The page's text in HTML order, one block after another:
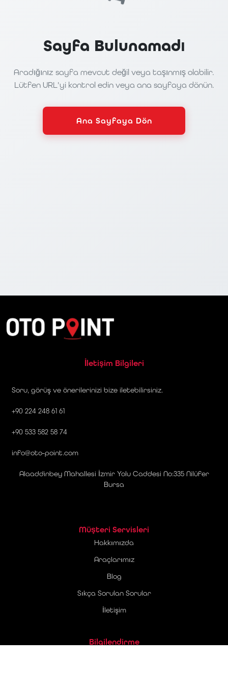
Sayfa Bulunamadı
Aradığınız sayfa mevcut değil veya taşınmış olabilir.
Lütfen URL'yi kontrol edin veya ana sayfaya dönün.
Ana Sayfaya Dön
İletişim Bilgileri
Soru, görüş ve önerilerinizi bize iletebilirsiniz.
+90 224 248 61 61
+90 533 582 58 74
info@oto-point.com
Alaaddinbey Mahallesi İzmir Yolu Caddesi No:335 Nilüfer
Bursa
Müşteri Servisleri
Hakkımızda
Araçlarımız
Blog
Sıkça Sorulan Sorular
İletişim
Bilgilendirme